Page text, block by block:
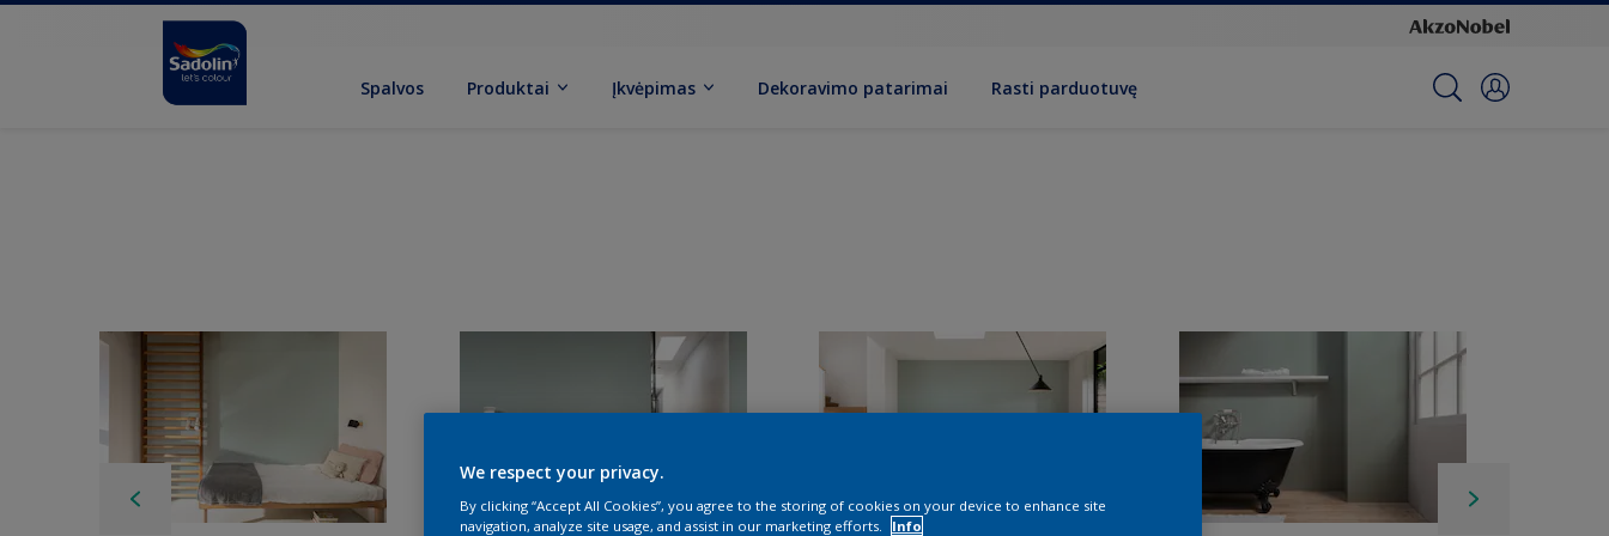
Spalvos Produktai Įkvėpimas Dekoravimo patarimai Rasti parduotuvę
We respect your privacy.
By clicking “Accept All Cookies”, you agree to the storing of cookies on your device to enhance site
navigation, analyze site usage, and assist in our marketing efforts.
Info